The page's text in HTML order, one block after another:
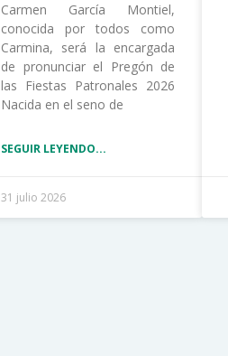
Carmen García Montiel,
conocida por todos como
Carmina, será la encargada
de pronunciar el Pregón de
las Fiestas Patronales 2026
Nacida en el seno de
SEGUIR LEYENDO...
31 julio 2026